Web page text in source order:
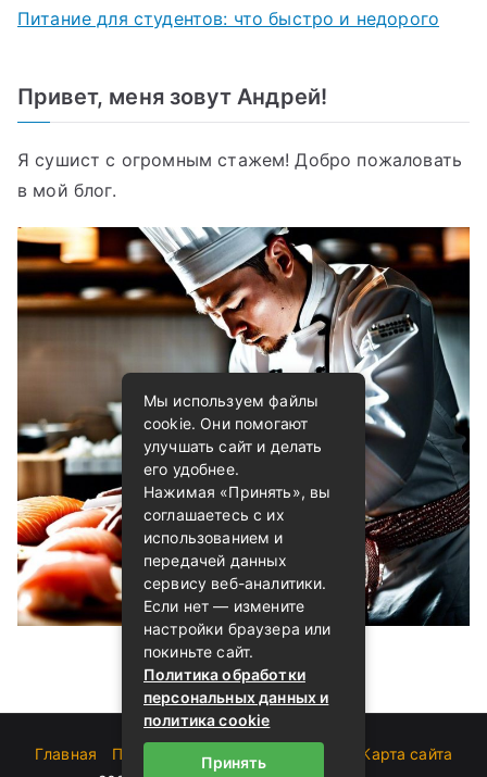
Питание для студентов: что быстро и недорого
Привет, меня зовут Андрей!
Я сушист с огромным стажем! Добро пожаловать
в мой блог.
Главная Пользовательское соглашение
Карта сайта
Мы используем файлы
cookie. Они помогают
улучшать сайт и делать
его удобнее.
Нажимая «Принять», вы
соглашаетесь с их
использованием и
передачей данных
сервису веб-аналитики.
Если нет — измените
настройки браузера или
покиньте сайт.
Политика обработки
персональных данных и
политика cookie
Принять